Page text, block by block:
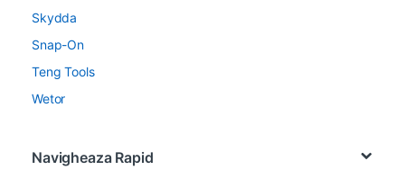
Skydda
Snap-On
Teng Tools
Wetor
Navigheaza Rapid